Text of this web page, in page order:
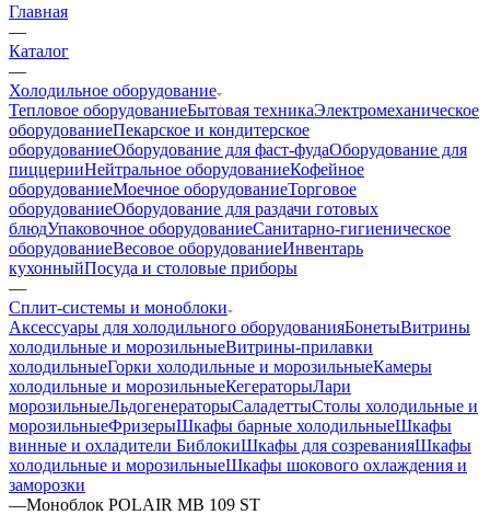
Главная
—
Каталог
—
Холодильное оборудование
Тепловое оборудованиеБытовая техникаЭлектромеханическое
оборудованиеПекарское и кондитерское
оборудованиеОборудование для фаст-фудаОборудование для
пиццерииНейтральное оборудованиеКофейное
оборудованиеМоечное оборудованиеТорговое
оборудованиеОборудование для раздачи готовых
блюдУпаковочное оборудованиеСанитарно-гигиеническое
оборудованиеВесовое оборудованиеИнвентарь
кухонныйПосуда и столовые приборы
—
Сплит-системы и моноблоки
Аксессуары для холодильного оборудованияБонетыВитрины
холодильные и морозильныеВитрины-прилавки
холодильныеГорки холодильные и морозильныеКамеры
холодильные и морозильныеКегераторыЛари
морозильныеЛьдогенераторыСаладеттыСтолы холодильные и
морозильныеФризерыШкафы барные холодильныеШкафы
винные и охладители БиблокиШкафы для созреванияШкафы
холодильные и морозильныеШкафы шокового охлаждения и
заморозки
—Моноблок POLAIR MB 109 ST